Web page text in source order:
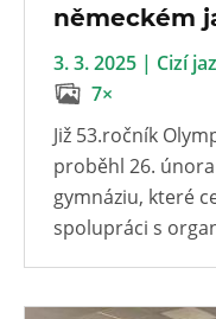
německém
3. 3. 2025 | Cizí
7×
Již 53.ročník
proběhl 26.
gymnáziu, které
spolupráci s